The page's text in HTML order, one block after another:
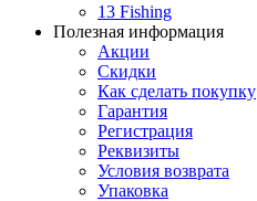
13 Fishing
Полезная информация
Акции
Скидки
Как сделать покупку
Гарантия
Регистрация
Реквизиты
Условия возврата
Упаковка